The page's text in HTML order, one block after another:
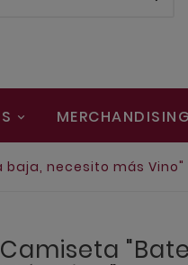
MERCHANDISING
necesito más Vino"
Camiseta